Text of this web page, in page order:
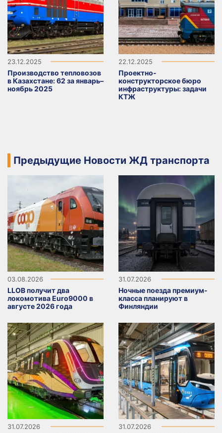
23.12.2025
Производство тепловозов
в Казахстане: 62 за январь–
ноябрь 2025
22.12.2025
Проектно-
конструкторское бюро
инфраструктуры: задачи
КТЖ
Предыдущие Новости ЖД транспорта
03.08.2026
LLOB получит два
локомотива Euro9000 в
августе 2026 года
31.07.2026
Ночные поезда премиум-
класса планируют в
Финляндии
31.07.2026 31.07.2026